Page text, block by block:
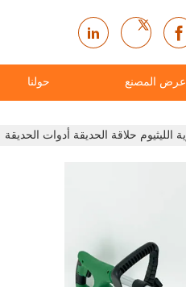
حولنا عرض المصنع